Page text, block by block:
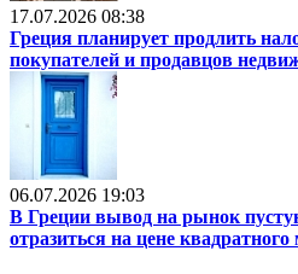
17.07.2026 08:38
Греция планирует продлить
покупателей и продавцов
06.07.2026 19:03
В Греции вывод на рынок
отразиться на цене квадратного